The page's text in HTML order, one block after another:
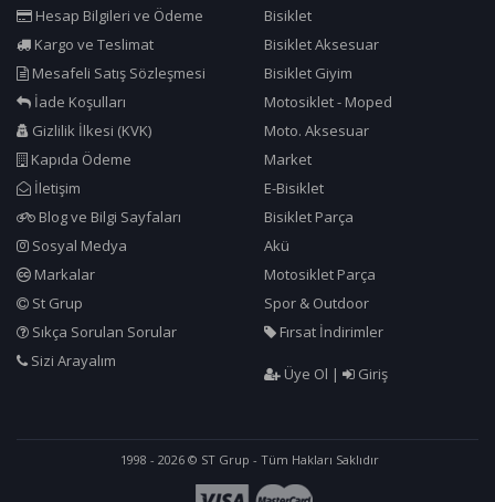
Hesap Bilgileri ve Ödeme
Kargo ve Teslimat
Mesafeli Satış Sözleşmesi
İade Koşulları
Gizlilik İlkesi (KVK)
Kapıda Ödeme
İletişim
Blog ve Bilgi Sayfaları
Sosyal Medya
Markalar
St Grup
Sıkça Sorulan Sorular
Sizi Arayalım
Bisiklet
Bisiklet Aksesuar
Bisiklet Giyim
Motosiklet - Moped
Moto. Aksesuar
Market
E-Bisiklet
Bisiklet Parça
Akü
Motosiklet Parça
Spor & Outdoor
Fırsat İndirimler
Üye Ol | Giriş
1998 - 2026 © ST Grup - Tüm Hakları Saklıdır